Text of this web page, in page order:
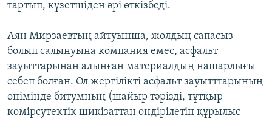
тартып, күзетшіден әрі өткізбеді.
Аян Мирзаевтың айтуынша, жолдың сапасыз
болып салынуына компания емес, асфальт
зауыттарынан алынған материалдың нашарлығы
себеп болған. Ол жергілікті асфальт зауытттарының
өнімінде битумның (шайыр тәрізді, тұтқыр
көмірсутектік шикізаттан өндірілетін құрылыс